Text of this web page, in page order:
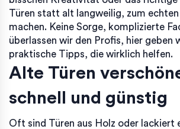
Türen statt alt langweilig, zum
machen. Keine Sorge, komplizierte
überlassen wir den Profis, hier geben
praktische Tipps, die wirklich helfen.
Alte Türen
schnell und günstig
Oft sind Türen aus Holz oder lackiert